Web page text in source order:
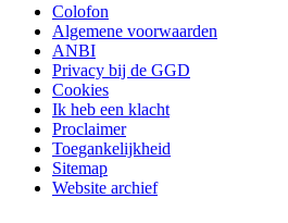
Colofon
Algemene voorwaarden
ANBI
Privacy bij de GGD
Cookies
Ik heb een klacht
Proclaimer
Toegankelijkheid
Sitemap
Website archief